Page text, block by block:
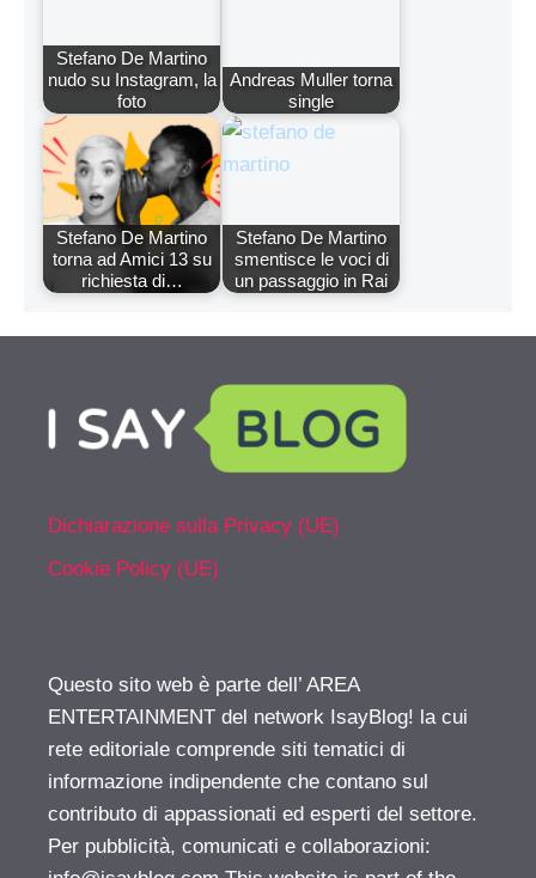
Stefano De Martino
nudo su Instagram, la
foto
Andreas Muller torna
single
Stefano De Martino
torna ad Amici 13 su
richiesta di…
Stefano De Martino
smentisce le voci di
un passaggio in Rai
Dichiarazione sulla Privacy (UE)
Cookie Policy (UE)
Questo sito web è parte dell’ AREA
ENTERTAINMENT del network IsayBlog! la cui
rete editoriale comprende siti tematici di
informazione indipendente che contano sul
contributo di appassionati ed esperti del settore.
Per pubblicità, comunicati e collaborazioni: